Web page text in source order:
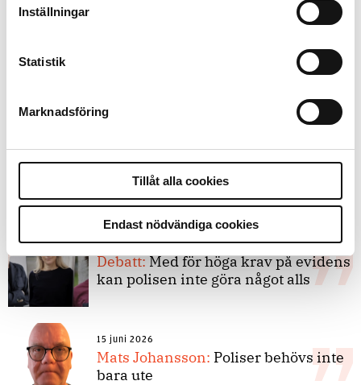
Inställningar
Statistik
Marknadsföring
Tillåt alla cookies
Endast nödvändiga cookies
8 juli 2026
Replik:Det är inte evidenskrav som
bakbinder polisen
7 juli 2026
Debatt:Med för höga krav på evidens
kan polisen inte göra något alls
15 juni 2026
Mats Johansson: Poliser behövs inte
bara ute